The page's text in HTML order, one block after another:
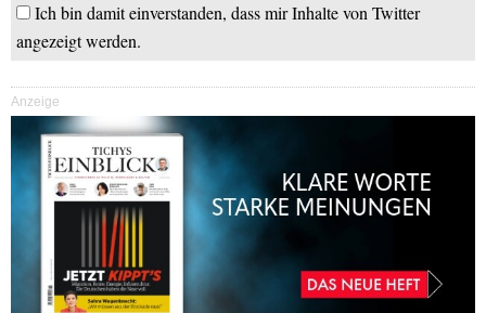
Ich bin damit einverstanden, dass mir Inhalte von Twitter
angezeigt werden.
Anzeige